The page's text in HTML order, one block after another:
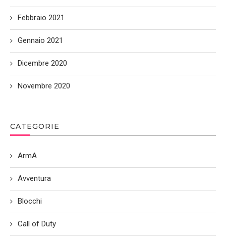
Febbraio 2021
Gennaio 2021
Dicembre 2020
Novembre 2020
CATEGORIE
ArmA
Avventura
Blocchi
Call of Duty